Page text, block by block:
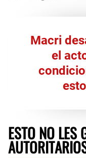
Macri
el
ESTO NO LES